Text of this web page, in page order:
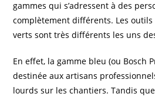
gammes qui s’adressent à des
complètement différents. Les outils
verts sont très différents les uns
En effet, la gamme bleu (ou Bosch
destinée aux artisans
lourds sur les chantiers. Tandis